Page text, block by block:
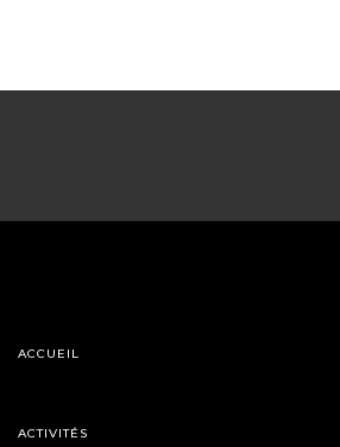
ACCUEIL
ACTIVITÉS